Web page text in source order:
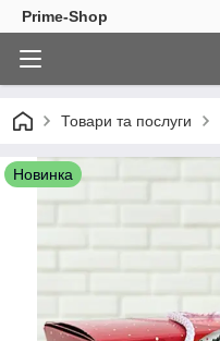
Prime-Shop
Товари та послуги
Новинка